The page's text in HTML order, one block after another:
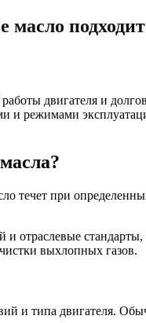
масло
двигателя и
и режимами
течет при
и отраслевые
выхлопных газов.
и типа двигателя.